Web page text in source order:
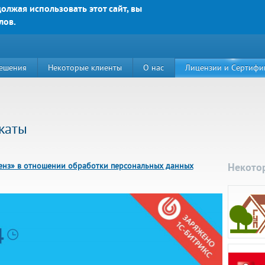
использовать этот сайт, вы
Какой код на
решения для Вашего успеха
Некоторые клиенты О нас Лицензии и
в отношении обработки персональных данных